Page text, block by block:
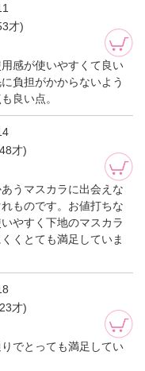
才)
感が使いやすくて良い
負担がかからないよう
良い点。
才)
うマスカラに出会えな
ものです。お値打ちな
やすく下地のマスカラ
くとても満足していま
才)
でとっても満足してい